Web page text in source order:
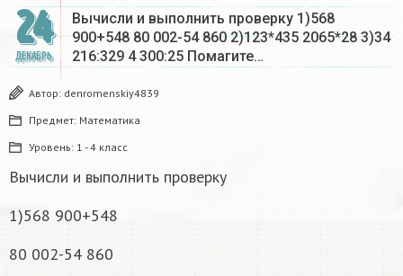
24
ДЕКАБРЬ
Вычисли и выполнить проверку 1)568
900+548 80 002-54 860 2)123*435 2065*28 3)34
216:329 4 300:25 Помагите…
Автор: denromenskiy4839
Предмет: Математика
Уровень: 1 - 4 класс
Вычисли и выполнить проверку
1)568 900+548
80 002-54 860